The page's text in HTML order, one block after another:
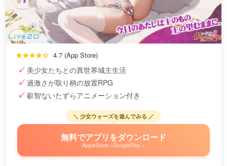
★★★★☆ 4.7 (App Store)
美少女たちとの異世界城主生活
過激さが取り柄の放置RPG
叡智ないたずらアニメーション付き
＼ 少女ウォーズを遊んでみる ／
無料でアプリをダウンロード
AppleStore / GooglePlay »